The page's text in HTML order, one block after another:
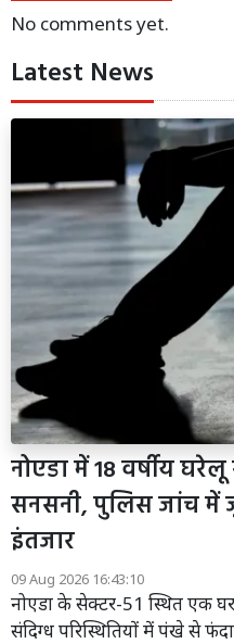
No comments yet.
Latest News
नोएडा में 18 वर्षीय
सनसनी, पुलिस जांच में
इंतजार
09 Aug 2026 16:43:10
नोएडा के सेक्टर-51 स्थित एक
संदिग्ध परिस्थितियों में पंखे से